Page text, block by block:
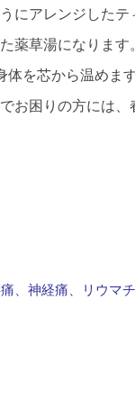
にアレンジしたテ
薬草湯になります
を芯から温めます
お困りの方には、
、神経痛、リウマ